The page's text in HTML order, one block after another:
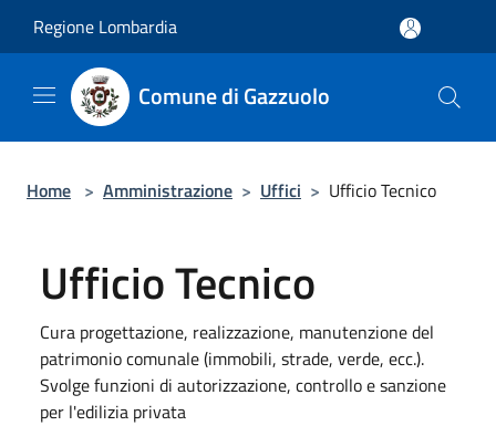
Regione Lombardia
Comune di Gazzuolo
Home > Amministrazione > Uffici > Ufficio Tecnico
Ufficio Tecnico
Cura progettazione, realizzazione, manutenzione del
patrimonio comunale (immobili, strade, verde, ecc.).
Svolge funzioni di autorizzazione, controllo e sanzione
per l'edilizia privata